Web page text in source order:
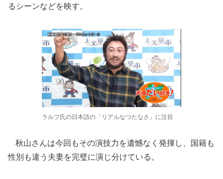
るシーンなどを映す。
ラルフ氏の日本語の「リアルなつたなさ」に注目
秋山さんは今回もその演技力を遺憾なく発揮し、国籍も
性別も違う夫妻を完璧に演じ分けている。